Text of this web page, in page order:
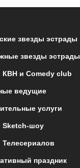
звезды эстрады
звезды эстрады
КВН и Comedy club
ведущие
услуги
Sketch-шоу
праздник